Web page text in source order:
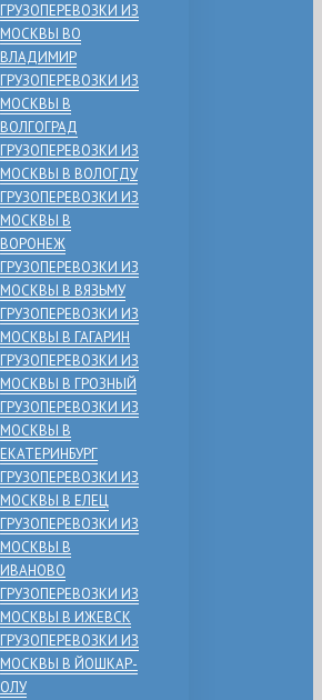
ГРУЗОПЕРЕВОЗКИ ИЗ
МОСКВЫ ВО
ВЛАДИМИР
ГРУЗОПЕРЕВОЗКИ ИЗ
МОСКВЫ В
ВОЛГОГРАД
ГРУЗОПЕРЕВОЗКИ ИЗ
МОСКВЫ В ВОЛОГДУ
ГРУЗОПЕРЕВОЗКИ ИЗ
МОСКВЫ В
ВОРОНЕЖ
ГРУЗОПЕРЕВОЗКИ ИЗ
МОСКВЫ В ВЯЗЬМУ
ГРУЗОПЕРЕВОЗКИ ИЗ
МОСКВЫ В ГАГАРИН
ГРУЗОПЕРЕВОЗКИ ИЗ
МОСКВЫ В ГРОЗНЫЙ
ГРУЗОПЕРЕВОЗКИ ИЗ
МОСКВЫ В
ЕКАТЕРИНБУРГ
ГРУЗОПЕРЕВОЗКИ ИЗ
МОСКВЫ В ЕЛЕЦ
ГРУЗОПЕРЕВОЗКИ ИЗ
МОСКВЫ В
ИВАНОВО
ГРУЗОПЕРЕВОЗКИ ИЗ
МОСКВЫ В ИЖЕВСК
ГРУЗОПЕРЕВОЗКИ ИЗ
МОСКВЫ В ЙОШКАР-
ОЛУ